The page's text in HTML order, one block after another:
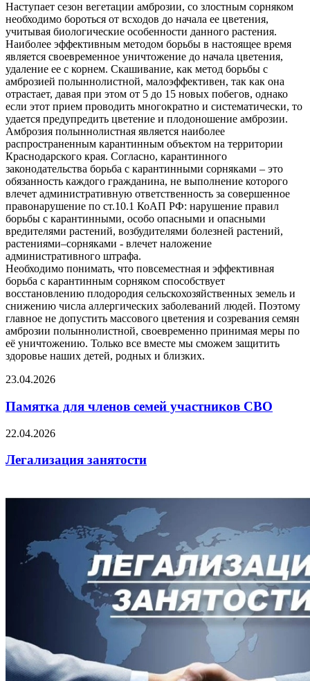
Наступает сезон вегетации амброзии, со злостным сорняком
необходимо бороться от всходов до начала ее цветения,
учитывая биологические особенности данного растения.
Наиболее эффективным методом борьбы в настоящее время
является своевременное уничтожение до начала цветения,
удаление ее с корнем. Скашивание, как метод борьбы с
амброзией полыннолистной, малоэффективен, так как она
отрастает, давая при этом от 5 до 15 новых побегов, однако
если этот прием проводить многократно и систематически, то
удается предупредить цветение и плодоношение амброзии.
Амброзия полыннолистная является наиболее
распространенным карантинным объектом на территории
Краснодарского края. Согласно, карантинного
законодательства борьба с карантинными сорняками – это
обязанность каждого гражданина, не выполнение которого
влечет административную ответственность за совершенное
правонарушение по ст.10.1 КоАП РФ: нарушение правил
борьбы с карантинными, особо опасными и опасными
вредителями растений, возбудителями болезней растений,
растениями–сорняками - влечет наложение
административного штрафа.
Необходимо понимать, что повсеместная и эффективная
борьба с карантинным сорняком способствует
восстановлению плодородия сельскохозяйственных земель и
снижению числа аллергических заболеваний людей. Поэтому
главное не допустить массового цветения и созревания семян
амброзии полыннолистной, своевременно принимая меры по
её уничтожению. Только все вместе мы сможем защитить
здоровье наших детей, родных и близких.
23.04.2026
Памятка для членов семей участников СВО
22.04.2026
Легализация занятости